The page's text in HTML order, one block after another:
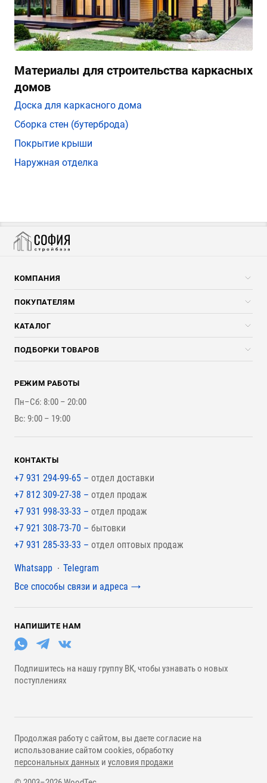
Материалы для строительства каркасных
домов
Доска для каркасного дома
Сборка стен (бутерброда)
Покрытие крыши
Наружная отделка
КОМПАНИЯ
Компания
Услуги
ПОКУПАТЕЛЯМ
Скидки стройкомпаниям
Доставка и разгрузка
Оплата и Возврат
Наши работы
КАТАЛОГ
Погонажные изделия
Брикеты, Дрова, Стружка
Стройматериалы
Инструменты
ПОДБОРКИ ТОВАРОВ
Для бутерброда стены
Для наружной отделки
Для покрытия крыши
РЕЖИМ РАБОТЫ
Пн–Сб: 8:00 – 20:00
Вс: 9:00 – 19:00
КОНТАКТЫ
+7 931 294-99-65 – отдел доставки
+7 812 309-27-38 – отдел продаж
+7 931 998-33-33 – отдел продаж
+7 921 308-73-70 – бытовки
+7 931 285-33-33 – отдел оптовых продаж
Мессенджеры
Whatsapp
Telegram
Все способы связи и адреса
НАПИШИТЕ НАМ
Подпишитесь на нашу группу ВК, чтобы узнавать о новых
поступлениях
Продолжая работу с сайтом, вы даете согласие на
использование сайтом cookies, обработку
персональных данных и условия продажи